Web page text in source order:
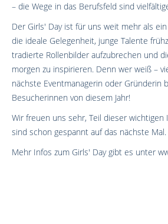
– die Wege in das Berufsfeld sind
Der Girls' Day ist für uns weit mehr als
die ideale Gelegenheit, junge Talente
tradierte Rollenbilder aufzubrechen und
morgen zu inspirieren. Denn wer weiß –
nächste Eventmanagerin oder Gründerin
Besucherinnen von diesem Jahr!
Wir freuen uns sehr, Teil dieser wichtigen
sind schon gespannt auf das nächste Mal.
Mehr Infos zum Girls' Day gibt es unter